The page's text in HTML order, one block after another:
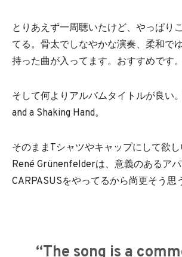
とりあえず一周聴いたけど、やっぱり
てる。骨太でしなやかな演奏、柔和で
持った曲が入ってます。おすすめです。
そして何よりアルバムタイトルが良い
and a Shaking Hand。
そのままTシャツやキャップにして欲
René Grünenfelderは、意義のあるア
CARPASUSをやってるから尚更そう思
“The song is a